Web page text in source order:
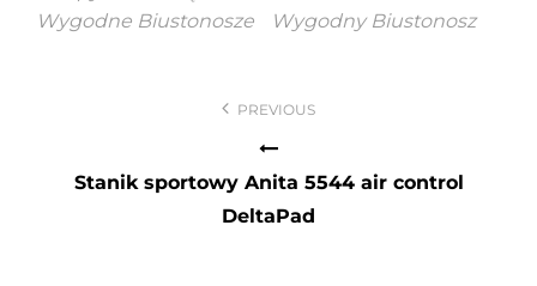
Wygodne Biustonosze
Wygodny Biustonosz
PREVIOUS
Stanik sportowy Anita 5544 air control
DeltaPad